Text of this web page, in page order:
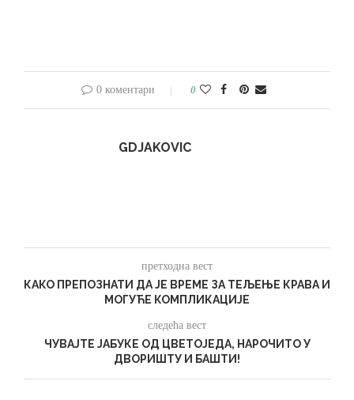
0 коментари 0
GDJAKOVIC
претходна вест
КАКО ПРЕПОЗНАТИ ДА ЈЕ ВРЕМЕ ЗА ТЕЉЕЊЕ КРАВА И
МОГУЋЕ КОМПЛИКАЦИЈЕ
следећа вест
ЧУВАЈТЕ ЈАБУКЕ ОД ЦВЕТОЈЕДА, НАРОЧИТО У
ДВОРИШТУ И БАШТИ!